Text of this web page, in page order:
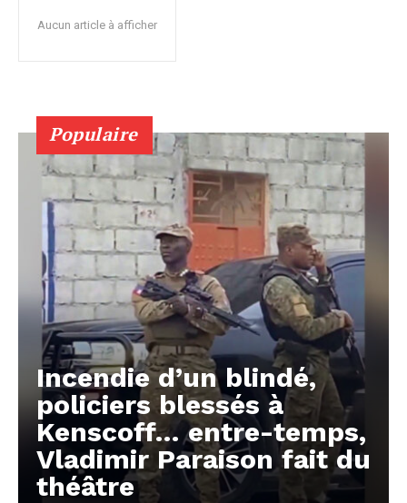
Aucun article à afficher
Populaire
Incendie d’un blindé,
policiers blessés à
Kenscoff… entre-temps,
Vladimir Paraison fait du
théâtre